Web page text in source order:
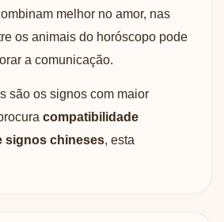
melhor no amor, nas
os animais do horóscopo pode
a comunicação.
são os signos com maior
compatibilidade
signos chineses, esta